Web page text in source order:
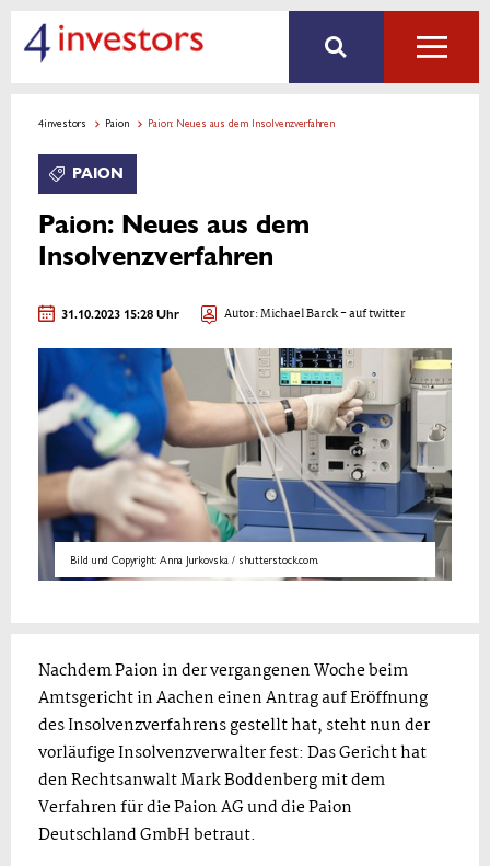
4investors Paion Paion: Neues aus dem Insolvenzverfahren
PAION
Paion: Neues aus dem
Insolvenzverfahren
31.10.2023 15:28 Uhr Autor:Michael Barck- auf twitter
Bild und Copyright: Anna Jurkovska / shutterstock.com.
Nachdem Paion in der vergangenen Woche beim
Amtsgericht in Aachen einen Antrag auf Eröffnung
des Insolvenzverfahrens gestellt hat, steht nun der
vorläufige Insolvenzverwalter fest: Das Gericht hat
den Rechtsanwalt Mark Boddenberg mit dem
Verfahren für die Paion AG und die Paion
Deutschland GmbH betraut.